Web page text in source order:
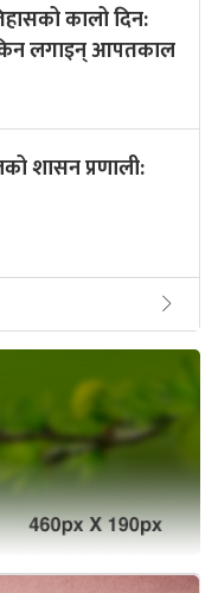
कालो दिन:
किन लगाइन् आपतकाल
शासन प्रणाली: